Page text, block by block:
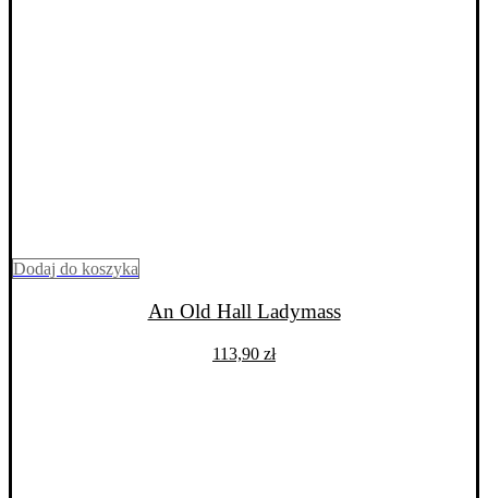
Dodaj do koszyka
An Old Hall Ladymass
113,90 zł